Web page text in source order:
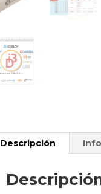
Descripción